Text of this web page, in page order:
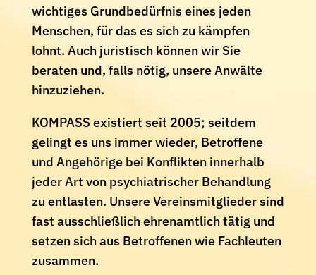
wichtiges Grundbedürfnis eines jeden
Menschen, für das es sich zu kämpfen
lohnt. Auch juristisch können wir Sie
beraten und, falls nötig, unsere Anwälte
hinzuziehen.
KOMPASS existiert seit 2005; seitdem
gelingt es uns immer wieder, Betroffene
und Angehörige bei Konflikten innerhalb
jeder Art von psychiatrischer Behandlung
zu entlasten. Unsere Vereinsmitglieder sind
fast ausschließlich ehrenamtlich tätig und
setzen sich aus Betroffenen wie Fachleuten
zusammen.